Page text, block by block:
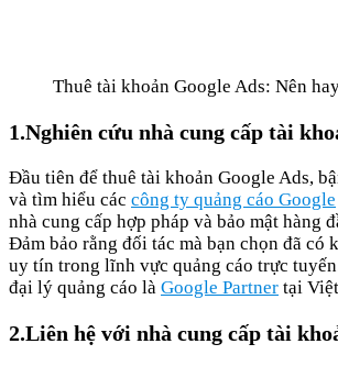
Thuê tài khoản Google Ads: Nên
1.Nghiên cứu nhà cung cấp tài
Đầu tiên để thuê tài khoản Google Ads,
và tìm hiểu các công ty quảng cáo Google
nhà cung cấp hợp pháp và bảo mật hàng
Đảm bảo rằng đối tác mà bạn chọn đã có
uy tín trong lĩnh vực quảng cáo trực
đại lý quảng cáo là Google Partner tại
2.Liên hệ với nhà cung cấp tài